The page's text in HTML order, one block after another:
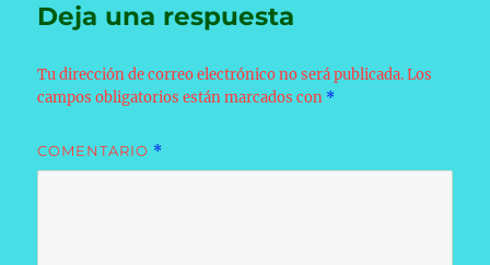
Deja una respuesta
Tu dirección de correo electrónico no será publicada. Los
campos obligatorios están marcados con *
COMENTARIO *